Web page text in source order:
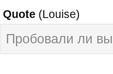
Quote (Louise)
Пробовали ли